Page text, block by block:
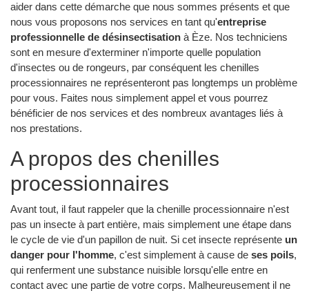
aider dans cette démarche que nous sommes présents et que
nous vous proposons nos services en tant qu'entreprise
professionnelle de désinsectisation à Èze. Nos techniciens
sont en mesure d'exterminer n'importe quelle population
d'insectes ou de rongeurs, par conséquent les chenilles
processionnaires ne représenteront pas longtemps un problème
pour vous. Faites nous simplement appel et vous pourrez
bénéficier de nos services et des nombreux avantages liés à
nos prestations.
A propos des chenilles
processionnaires
Avant tout, il faut rappeler que la chenille processionnaire n'est
pas un insecte à part entière, mais simplement une étape dans
le cycle de vie d'un papillon de nuit. Si cet insecte représente un
danger pour l'homme, c'est simplement à cause de ses poils,
qui renferment une substance nuisible lorsqu'elle entre en
contact avec une partie de votre corps. Malheureusement il ne